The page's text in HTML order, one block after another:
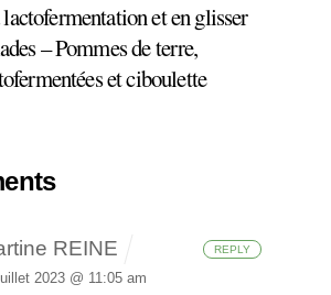
et en glisser
– Pommes de terre,
et ciboulette
REINE
2023 @ 11:05 am
REPLY